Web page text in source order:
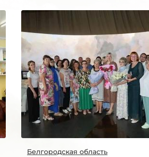
Белгородская область